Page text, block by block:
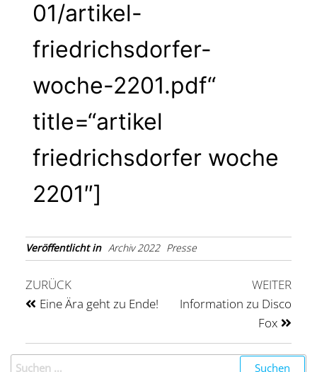
01/artikel-
friedrichsdorfer-
woche-2201.pdf“
title=“artikel
friedrichsdorfer woche
2201″]
Veröffentlicht in Archiv 2022 Presse
ZURÜCK
Eine Ära geht zu Ende!
WEITER
Information zu Disco
Fox